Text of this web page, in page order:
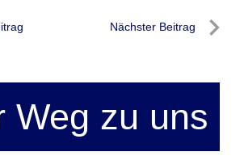
Nächster Beitrag
zu uns